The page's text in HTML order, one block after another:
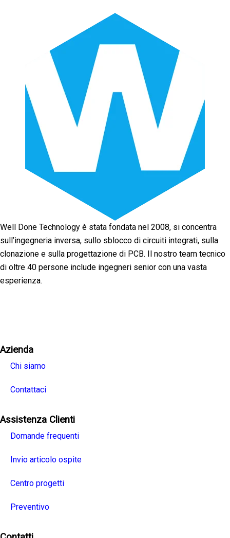
Well Done Technology è stata fondata nel 2008, si concentra
sull’ingegneria inversa, sullo sblocco di circuiti integrati, sulla
clonazione e sulla progettazione di PCB. Il nostro team tecnico
di oltre 40 persone include ingegneri senior con una vasta
esperienza.
Azienda
Chi siamo
Contattaci
Assistenza Clienti
Domande frequenti
Invio articolo ospite
Centro progetti
Preventivo